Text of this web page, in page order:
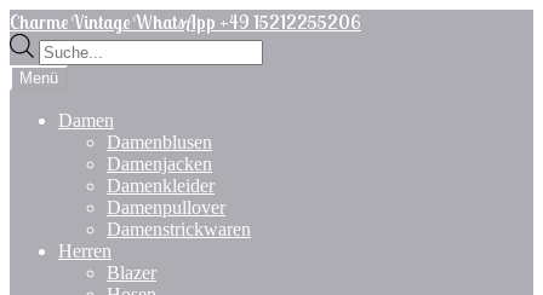
Zur
Navigation
springen
Zum
Inhalt
springen
Charme Vintage WhatsApp +49 15212255206
Products
search
Menü
Damen
Damenblusen
Damenjacken
Damenkleider
Damenpullover
Damenstrickwaren
Herren
Blazer